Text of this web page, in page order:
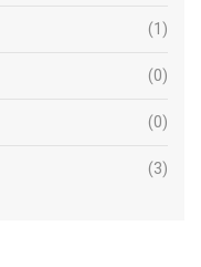
(1)
(0)
(0)
(3)